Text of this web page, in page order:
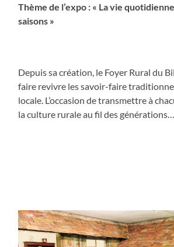
Thème de l’expo : « La vie
saisons »
Depuis sa création, le Foyer Rural du
faire revivre les savoir-faire
locale. L’occasion de transmettre à
la culture rurale au fil des générations…